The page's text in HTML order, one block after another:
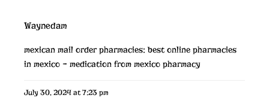
Waynedam
mexican mail order pharmacies:best online pharmacies
in mexico – medication from mexico pharmacy
July 30, 2024 at 7:23 pm